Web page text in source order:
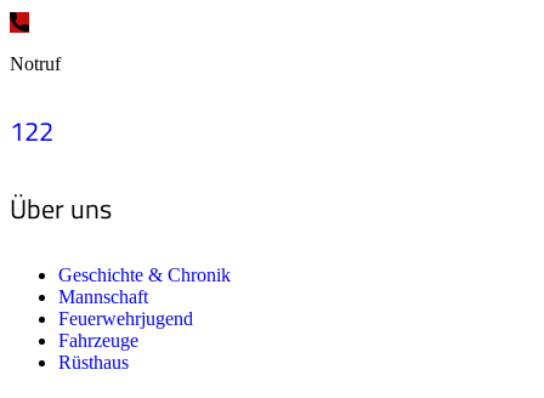
Notruf
122
Über uns
Geschichte & Chronik
Mannschaft
Feuerwehrjugend
Fahrzeuge
Rüsthaus